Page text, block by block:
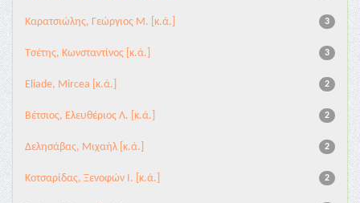
3
Καρατσιώλης, Γεώργιος Μ. [κ.ά.]
3
Τσέτης, Κωνσταντίνος [κ.ά.]
2
Eliade, Mircea [κ.ά.]
2
Βέτσιος, Ελευθέριος Λ. [κ.ά.]
2
Δελησάβας, Μιχαήλ [κ.ά.]
2
Κοτσαρίδας, Ξενοφών Ι. [κ.ά.]